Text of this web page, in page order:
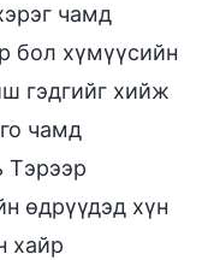
чамд
бол хүмүүсийн
гэдгийг хийж
чамд
Тэрээр
өдрүүдэд хүн
хайр